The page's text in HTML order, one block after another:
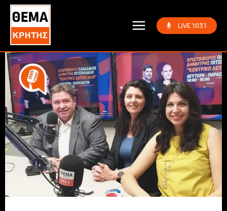
LIVE 103.1